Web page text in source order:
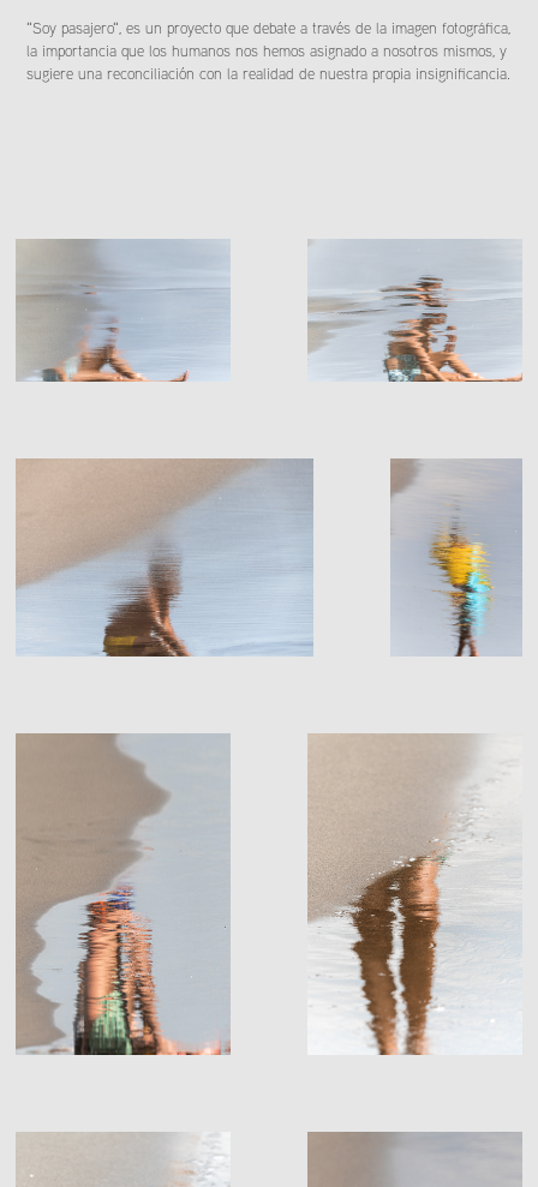
"Soy pasajero", es un proyecto que debate a través de la imagen fotográfica,
la importancia que los humanos nos hemos asignado a nosotros mismos, y
sugiere una reconciliación con la realidad de nuestra propia insignificancia.